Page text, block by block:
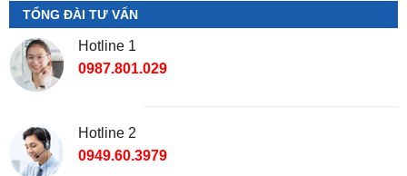
0987.801.029
Địa Chỉ Shop